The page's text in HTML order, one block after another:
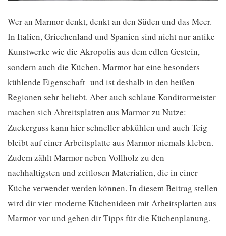
Wer an Marmor denkt, denkt an den Süden und das Meer.
In Italien, Griechenland und Spanien sind nicht nur antike
Kunstwerke wie die Akropolis aus dem edlen Gestein,
sondern auch die Küchen. Marmor hat eine besonders
kühlende Eigenschaft und ist deshalb in den heißen
Regionen sehr beliebt. Aber auch schlaue Konditormeister
machen sich Abreitsplatten aus Marmor zu Nutze:
Zuckerguss kann hier schneller abkühlen und auch Teig
bleibt auf einer Arbeitsplatte aus Marmor niemals kleben.
Zudem zählt Marmor neben Vollholz zu den
nachhaltigsten und zeitlosen Materialien, die in einer
Küche verwendet werden können. In diesem Beitrag stellen
wird dir vier moderne Küchenideen mit Arbeitsplatten aus
Marmor vor und geben dir Tipps für die Küchenplanung.